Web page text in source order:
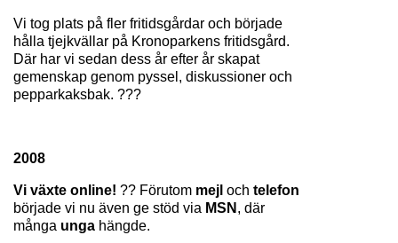
Vi tog plats på fler fritidsgårdar och började
hålla tjejkvällar på Kronoparkens fritidsgård.
Där har vi sedan dess år efter år skapat
gemenskap genom pyssel, diskussioner och
pepparkaksbak. ???
2008
Vi växte online! ?? Förutom mejl och
började vi nu även ge stöd via MSN , där
många unga hängde.